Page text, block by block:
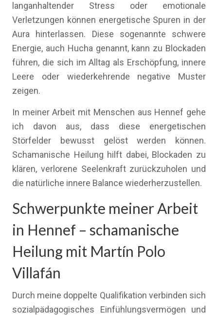
langanhaltender Stress oder emotionale
Verletzungen können energetische Spuren in der
Aura hinterlassen. Diese sogenannte schwere
Energie, auch Hucha genannt, kann zu Blockaden
führen, die sich im Alltag als Erschöpfung, innere
Leere oder wiederkehrende negative Muster
zeigen.
In meiner Arbeit mit Menschen aus Hennef gehe
ich davon aus, dass diese energetischen
Störfelder bewusst gelöst werden können.
Schamanische Heilung hilft dabei, Blockaden zu
klären, verlorene Seelenkraft zurückzuholen und
die natürliche innere Balance wiederherzustellen.
Schwerpunkte meiner Arbeit
in Hennef – schamanische
Heilung mit Martín Polo
Villafán
Durch meine doppelte Qualifikation verbinden sich
sozialpädagogisches Einfühlungsvermögen und